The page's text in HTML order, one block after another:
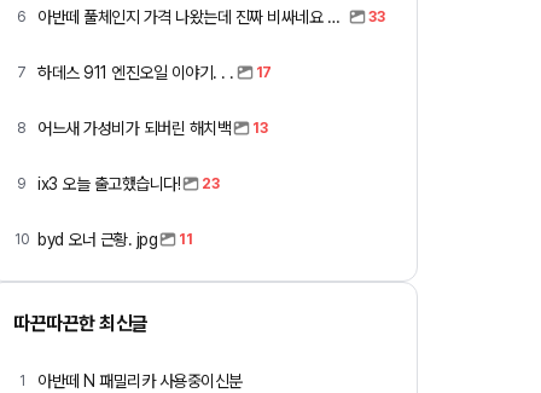
6 아반떼 풀체인지 가격 나왔는데 진짜 비싸네요 ㅎㅎ 33
7 하데스 911 엔진오일 이야기. . . 17
8 어느새 가성비가 되버린 해치백 13
9 ix3 오늘 출고했습니다! 23
10 byd 오너 근황. jpg 11
따끈따끈한 최신글
1 아반떼 N 패밀리카 사용중이신분